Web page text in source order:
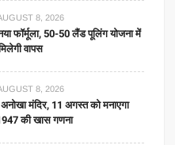
8, 2026
फॉर्मूला, 50-50 लैंड पूलिंग योजना में
वापस
8, 2026
मंदिर, 11 अगस्त को मनाएगा
की खास गणना